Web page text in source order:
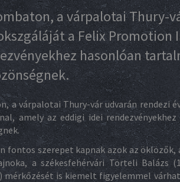
a várpalotai Thury-
a Felix Promotion
hasonlóan
a várpalotai Thury-vár udvarán rendezi
amely az eddigi idei
fontos szerepet kapnak azok az
a székesfehérvári Törteli Balázs
mérkőzését is kiemelt figyelemmel